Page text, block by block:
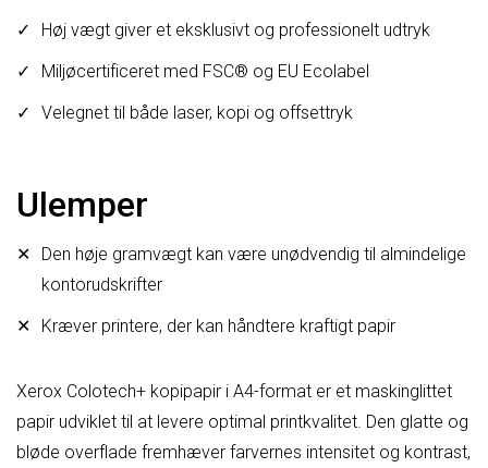
Xerox Colotech+ kopipapir i A4-format er et maskinglittet
papir udviklet til at levere optimal printkvalitet. Den glatte og
bløde overflade fremhæver farvernes intensitet og kontrast,
Høj vægt giver et eksklusivt og professionelt udtryk
Miljøcertificeret med FSC® og EU Ecolabel
Velegnet til både laser, kopi og offsettryk
Ulemper
Den høje gramvægt kan være unødvendig til almindelige
kontorudskrifter
Kræver printere, der kan håndtere kraftigt papir